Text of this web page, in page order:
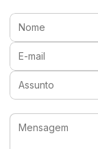
Nome:
E-mail:
Assunto: